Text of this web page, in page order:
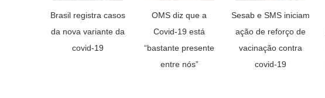
Brasil registra casos
da nova variante da
covid-19
OMS diz que a
Covid-19 está
“bastante presente
entre nós”
Sesab e SMS iniciam
ação de reforço de
vacinação contra
covid-19